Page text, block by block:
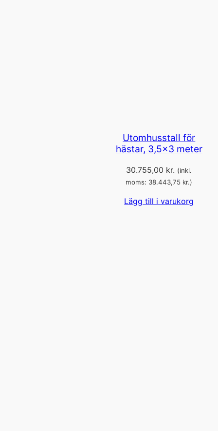
Utomhusstall för
hästar, 3,5×3 meter
30.755,00 kr. (inkl.
moms: 38.443,75 kr.)
Lägg till i varukorg